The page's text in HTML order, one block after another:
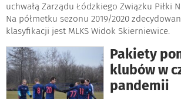
uchwałą Zarządu Łódzkiego Związku Piłki
Na półmetku sezonu 2019/2020
klasyfikacji jest MLKS Widok Skierniewice.
Pakiety
klubów w
pandemii